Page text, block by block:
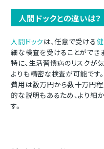
人間ドックとの違いは？
人間ドック は、任意で受ける
細な検査を受けることができま
特に、 生活習慣病のリスクが
よりも精密な検査が可能です。
費用は数万円から数十万円程
的な説明もあるため、より細
す。